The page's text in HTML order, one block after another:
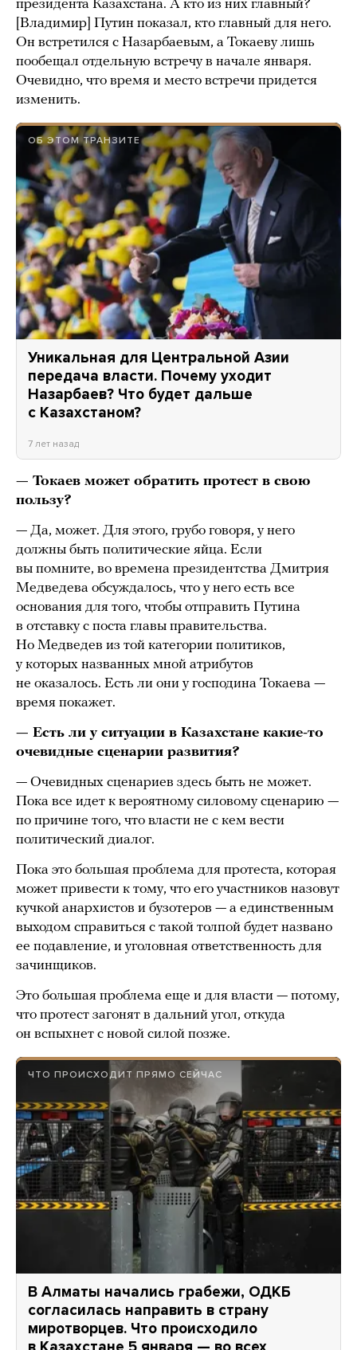
президента Казахстана. А кто из них главный?
[Владимир] Путин показал, кто главный для него.
Он встретился с Назарбаевым, а Токаеву лишь
пообещал отдельную встречу в начале января.
Очевидно, что время и место встречи придется
изменить.
ОБ ЭТОМ ТРАНЗИТЕ
Уникальная для Центральной Азии
передача власти. Почему уходит
Назарбаев? Что будет дальше
с Казахстаном?
7 лет назад
— Токаев может обратить протест в свою
пользу?
— Да, может. Для этого, грубо говоря, у него
должны быть политические яйца. Если
вы помните, во времена президентства Дмитрия
Медведева обсуждалось, что у него есть все
основания для того, чтобы отправить Путина
в отставку с поста главы правительства.
Но Медведев из той категории политиков,
у которых названных мной атрибутов
не оказалось. Есть ли они у господина Токаева —
время покажет.
— Есть ли у ситуации в Казахстане какие-то
очевидные сценарии развития?
— Очевидных сценариев здесь быть не может.
Пока все идет к вероятному силовому сценарию —
по причине того, что власти не с кем вести
политический диалог.
Пока это большая проблема для протеста, которая
может привести к тому, что его участников назовут
кучкой анархистов и бузотеров — а единственным
выходом справиться с такой толпой будет названо
ее подавление, и уголовная ответственность для
зачинщиков.
Это большая проблема еще и для власти — потому,
что протест загонят в дальний угол, откуда
он вспыхнет с новой силой позже.
ЧТО ПРОИСХОДИТ ПРЯМО СЕЙЧАС
В Алматы начались грабежи, ОДКБ
согласилась направить в страну
миротворцев. Что происходило